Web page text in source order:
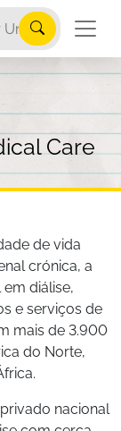
Care
de vida
crónica, a
diálise,
e serviços de
mais de 3.900
do Norte,
nacional